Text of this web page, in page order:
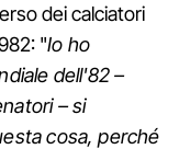
dei calciatori
"Io ho
dell'82 –
– si
cosa, perché